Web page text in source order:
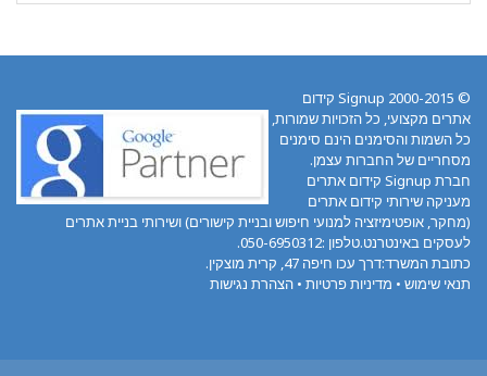
© 2000-2015 Signup קידום
אתרים מקצועי, כל הזכויות שמורות,
כל השמות והסימנים הינם סימנים
מסחריים של החברות עצמן.
חברת Signup קידום אתרים
מעניקה שירותי קידום אתרים
(מחקר, אופטימיזציה למנועי חיפוש ובניית קישורים) ושירותי בניית אתרים
לעסקים באינטרנט.טלפון :050-6950312.
כתובת המשרד:דרך עכו חיפה 47, קרית מוצקין.
תנאי שימוש • מדיניות פרטיות • הצהרת נגישות